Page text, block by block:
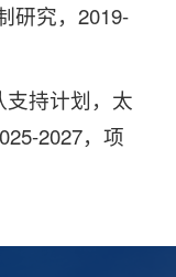
研究，2019-
持计划，太
2027，项